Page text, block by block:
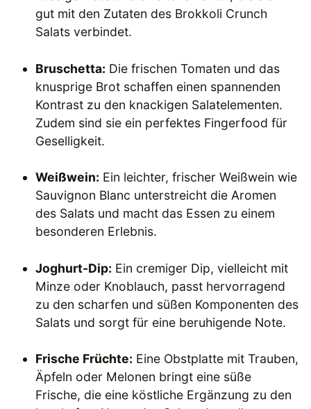
gut mit den Zutaten des Brokkoli Crunch
Salats verbindet.
Bruschetta: Die frischen Tomaten und das
knusprige Brot schaffen einen spannenden
Kontrast zu den knackigen Salatelementen.
Zudem sind sie ein perfektes Fingerfood für
Geselligkeit.
Weißwein: Ein leichter, frischer Weißwein wie
Sauvignon Blanc unterstreicht die Aromen
des Salats und macht das Essen zu einem
besonderen Erlebnis.
Joghurt-Dip: Ein cremiger Dip, vielleicht mit
Minze oder Knoblauch, passt hervorragend
zu den scharfen und süßen Komponenten des
Salats und sorgt für eine beruhigende Note.
Frische Früchte: Eine Obstplatte mit Trauben,
Äpfeln oder Melonen bringt eine süße
Frische, die eine köstliche Ergänzung zu den